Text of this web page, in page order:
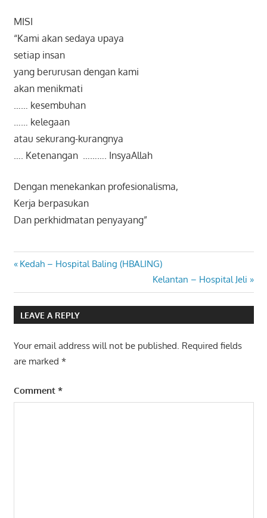
MISI
“Kami akan sedaya upaya
setiap insan
yang berurusan dengan kami
akan menikmati
…… kesembuhan
…… kelegaan
atau sekurang-kurangnya
…. Ketenangan ………. InsyaAllah
Dengan menekankan profesionalisma,
Kerja berpasukan
Dan perkhidmatan penyayang”
Post
navigation
Previous
Kedah – Hospital Baling (HBALING)
Next
Post:
Kelantan – Hospital Jeli
LEAVE A REPLY
Your email address will not be published. Required fields
are marked *
Comment *